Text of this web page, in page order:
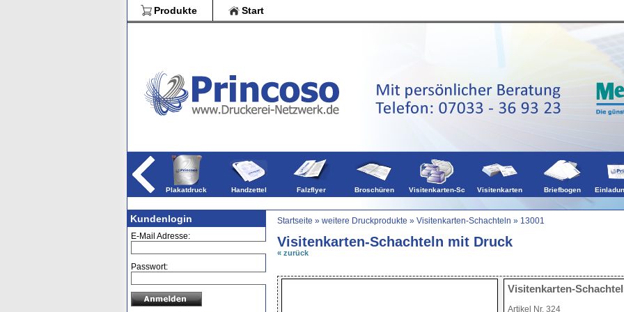
Produkte Start
Blöcke
weitere Druckpro Plakatdruck Handzettel Falzflyer Broschüren Visitenkarten-Sc Visitenkarten Briefbogen
Kundenlogin
E-Mail Adresse:
Passwort:
Startseite » weitere Druckprodukte » Visitenkarten-Schachteln » 13001
Visitenkarten-Schachteln mit Druck
« zurück
Visitenkarten-
Artikel Nr. 324